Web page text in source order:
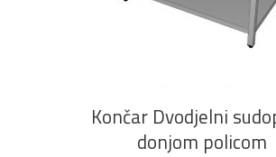
PROČITAJ VIŠE
Končar Dvodjelni
donjom policom